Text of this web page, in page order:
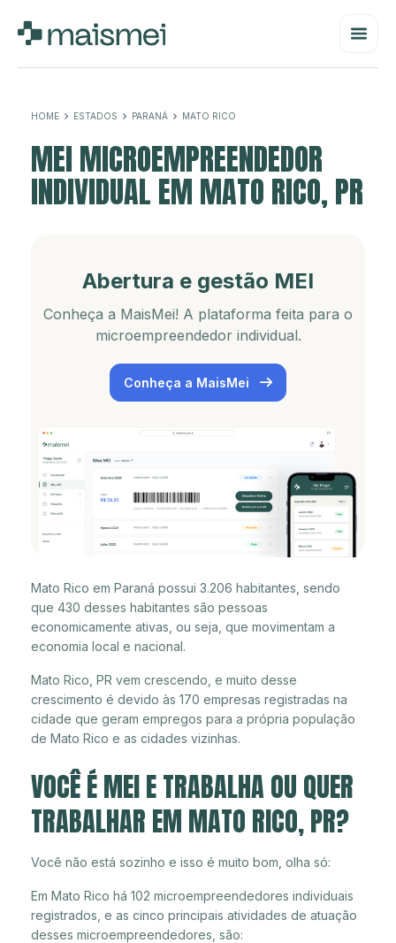
HOME ESTADOS PARANÁ MATO RICO
MEI MICROEMPREENDEDOR
INDIVIDUAL EM MATO RICO, PR
Abertura e gestão MEI
Conheça a MaisMei! A plataforma feita para o
microempreendedor individual.
Conheça a MaisMei
Mato Rico em Paraná possui 3.206 habitantes, sendo
que 430 desses habitantes são pessoas
economicamente ativas, ou seja, que movimentam a
economia local e nacional.
Mato Rico, PR vem crescendo, e muito desse
crescimento é devido às 170 empresas registradas na
cidade que geram empregos para a própria população
de Mato Rico e as cidades vizinhas.
VOCÊ É MEI E TRABALHA OU QUER
TRABALHAR EM MATO RICO, PR?
Você não está sozinho e isso é muito bom, olha só:
Em Mato Rico há 102 microempreendedores individuais
registrados, e as cinco principais atividades de atuação
desses microempreendedores, são: